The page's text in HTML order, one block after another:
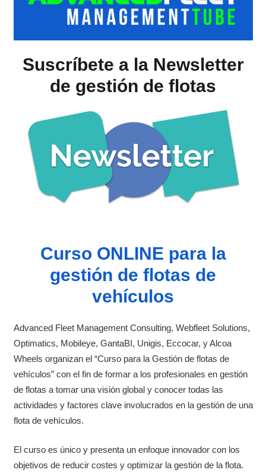
Suscríbete a la Newsletter
de gestión de flotas
Curso ONLINE para la
gestión de flotas de
vehículos
Advanced Fleet Management Consulting, Webfleet Solutions,
Optimatics, Mobileye, GantaBI, Unigis, Eccocar, y Alcoa
Wheels organizan el “Curso para la Gestión de flotas de
vehículos” con el fin de formar a los profesionales en gestión
de flotas a tomar una visión global y conocer todas las
actividades y factores clave involucrados en la gestión de una
flota de vehículos.
El curso es único y presenta un enfoque innovador con los
objetivos de reducir costes y optimizar la gestión de la flota.